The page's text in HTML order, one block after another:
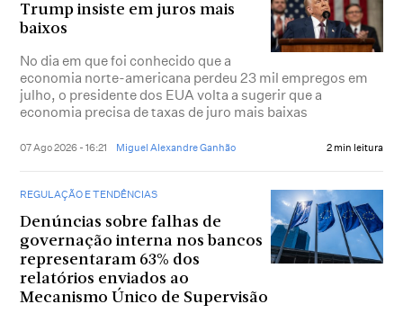
Trump insiste em juros mais
baixos
No dia em que foi conhecido que a
economia norte-americana perdeu 23 mil empregos em
julho, o presidente dos EUA volta a sugerir que a
economia precisa de taxas de juro mais baixas
07 Ago 2026 - 16:21 Miguel Alexandre Ganhão 2 min leitura
REGULAÇÃO E TENDÊNCIAS
Denúncias sobre falhas de
governação interna nos bancos
representaram 63% dos
relatórios enviados ao
Mecanismo Único de Supervisão